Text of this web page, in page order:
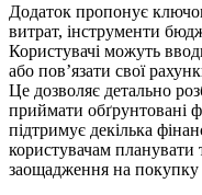
Додаток пропонує
витрат, інструменти
Користувачі можуть
або пов’язати свої
Це дозволяє детально
приймати обґрунтовані
підтримує декілька
користувачам планувати
заощадження на покупку